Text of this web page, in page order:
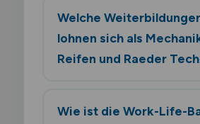
Welche
lohnen sich als
Reifen und Raeder
Wie ist die Work-Life-